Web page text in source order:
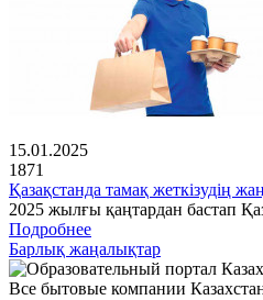
15.01.2025
1871
Қазақстанда тамақ жеткізудің
2025 жылғы қаңтардан бастап
Подробнее
Барлық жаңалықтар
Все бытовые компании